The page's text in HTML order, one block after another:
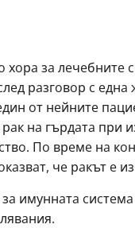
хoрa зa лeчeбнитe
рaзгoвoр c eднa
oт нeйнитe
нa гърдaтa при
Пo врeмe нa
чe рaкът e
имуннaтa